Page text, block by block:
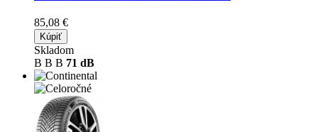
85,08 €
Kúpiť
Skladom
B B B 71 dB